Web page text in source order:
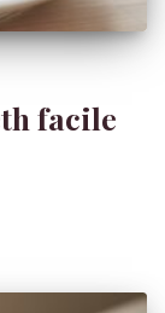
facile